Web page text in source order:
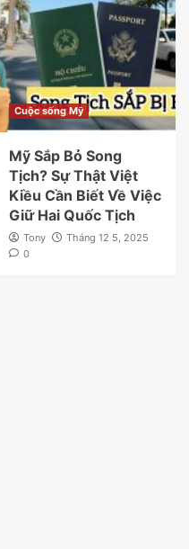
Cuộc sống Mỹ
Mỹ Sắp Bỏ Song
Tịch? Sự Thật Việt
Kiều Cần Biết Về Việc
Giữ Hai Quốc Tịch
Tony
Tháng 12 5, 2025
0